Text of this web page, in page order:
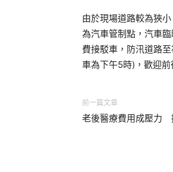
由於現場道路較為狹
為汽車管制點，汽車
費接駁車，防汛道路
車為下午5時)，歡迎前
前一篇文章
老後醫療費用成壓力